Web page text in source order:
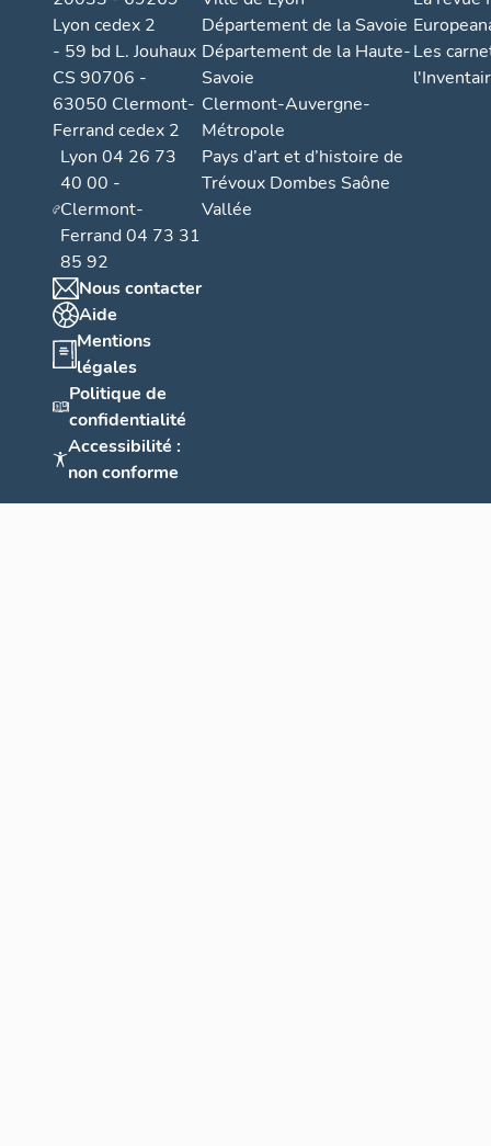
Lyon cedex 2
- 59 bd L. Jouhaux
CS 90706 -
63050 Clermont-
Ferrand cedex 2
Lyon 04 26 73
40 00 -
Clermont-
Ferrand 04 73 31
85 92
Nous contacter
Aide
Mentions
légales
Politique de
confidentialité
Accessibilité :
non conforme
Département de la Savoie
Département de la Haute-
Savoie
Clermont-Auvergne-
Métropole
Pays d’art et d’histoire de
Trévoux Dombes Saône
Vallée
Les